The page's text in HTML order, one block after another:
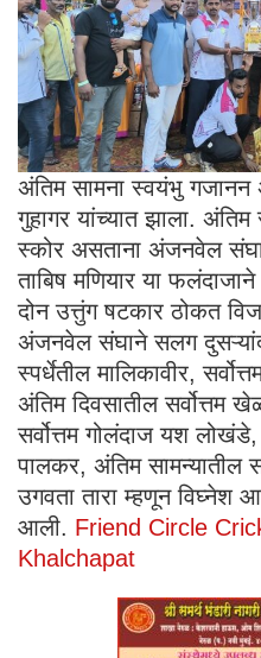
अंतिम सामना स्वयंभु गजानन
गुहागर यांच्यात झाला.
स्कोर असताना अंजनवेल
ताबिष मणियार या
दोन उत्तुंग षटकार ठोकत
अंजनवेल संघाने सलग
स्पर्धेतील मालिकावीर,
अंतिम दिवसातील सर्वोत्तम
सर्वोत्तम गोलंदाज यश लोखंडे,
पालकर, अंतिम सामन्यातील
उगवता तारा म्हणून विघ्नेश
आली. Friend Circle
Khalchapat